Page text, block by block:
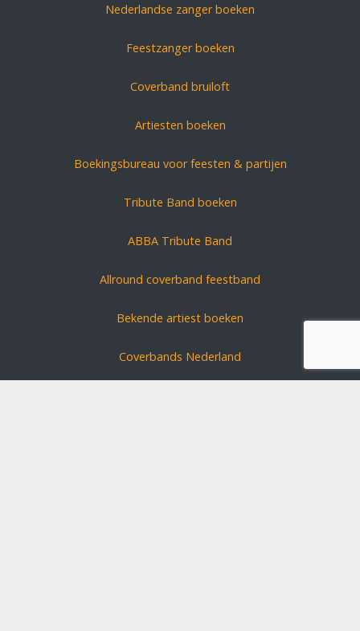
Nederlandse zanger boeken
Feestzanger boeken
Coverband bruiloft
Artiesten boeken
Boekingsbureau voor feesten & partijen
Tribute Band boeken
ABBA Tribute Band
Allround coverband feestband
Bekende artiest boeken
Coverbands Nederland